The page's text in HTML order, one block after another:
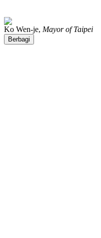
Ko Wen-je, Mayor of Taipei
Berbagi